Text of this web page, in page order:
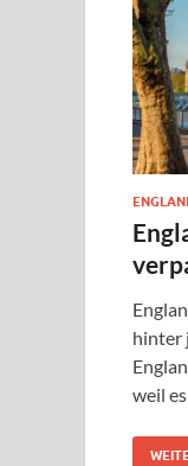
hinter
weil